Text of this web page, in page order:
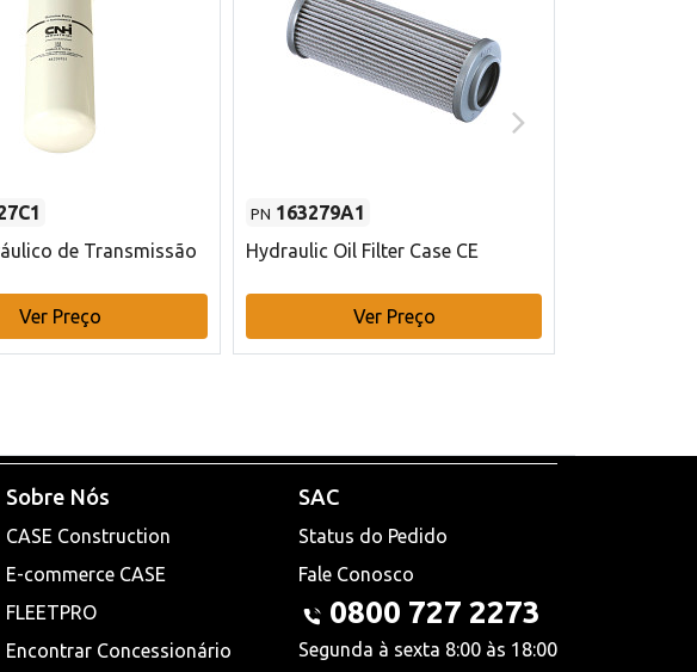
de Transmissão
Ver Preço
PN 163279A1
Hydraulic Oil Filter Case CE
Ver Preço
Sobre Nós
CASE Construction
E-commerce CASE
FLEETPRO
Encontrar Concessionário
SAC
Status do Pedido
Fale Conosco
0800 727 2273
Segunda à sexta 8:00 às 18:00